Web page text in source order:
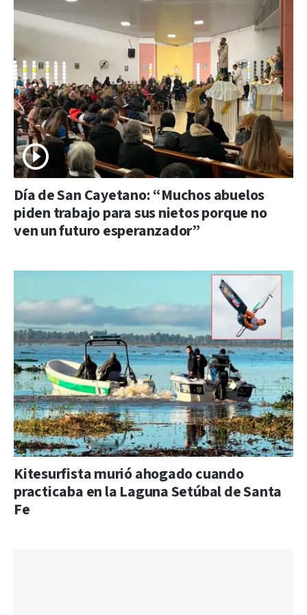
Día de San Cayetano: “Muchos abuelos
piden trabajo para sus nietos porque no
ven un futuro esperanzador”
Kitesurfista murió ahogado cuando
practicaba en la Laguna Setúbal de Santa
Fe